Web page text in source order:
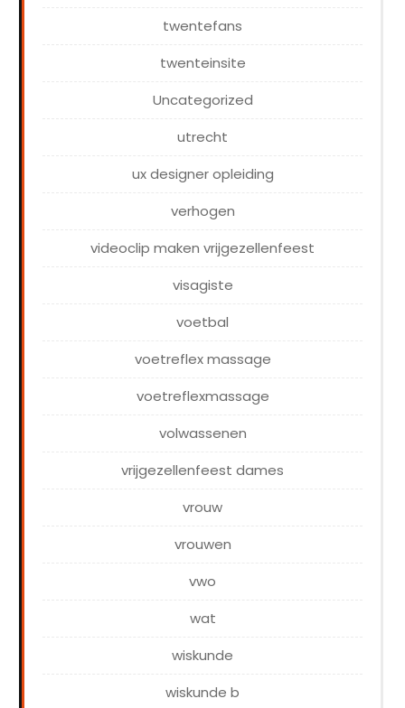
twentefans
twenteinsite
Uncategorized
utrecht
ux designer opleiding
verhogen
videoclip maken vrijgezellenfeest
visagiste
voetbal
voetreflex massage
voetreflexmassage
volwassenen
vrijgezellenfeest dames
vrouw
vrouwen
vwo
wat
wiskunde
wiskunde b